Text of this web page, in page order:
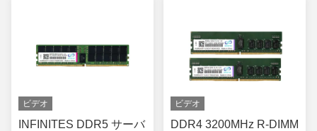
ビデオ
INFINITES DDR5 サーバ
ビデオ
DDR4 3200MHz R-DIMM